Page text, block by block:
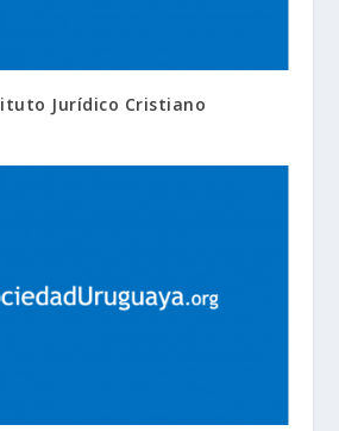
Jurídico Cristiano